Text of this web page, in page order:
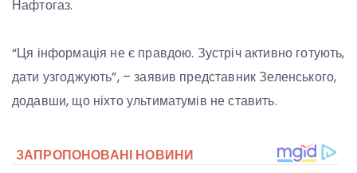
Нафтогаз.
“Ця інформація не є правдою. Зустріч активно готують,
дати узгоджують”, – заявив представник Зеленського,
додавши, що ніхто ультиматумів не ставить.